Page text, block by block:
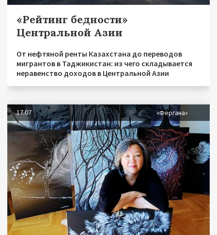
«Рейтинг бедности»
Центральной Азии
От нефтяной ренты Казахстана до переводов
мигрантов в Таджикистан: из чего складывается
неравенство доходов в Центральной Азии
17.07 «Фергана»